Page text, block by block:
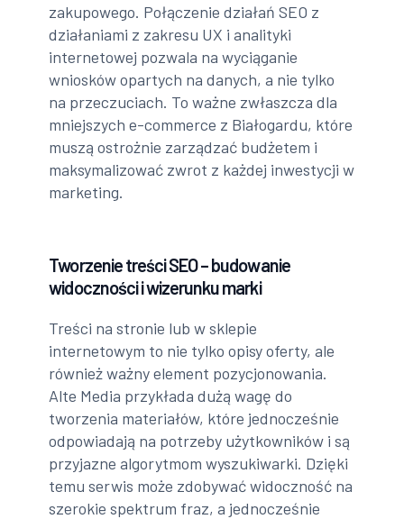
zakupowego. Połączenie działań SEO z
działaniami z zakresu UX i analityki
internetowej pozwala na wyciąganie
wniosków opartych na danych, a nie tylko
na przeczuciach. To ważne zwłaszcza dla
mniejszych e-commerce z Białogardu, które
muszą ostrożnie zarządzać budżetem i
maksymalizować zwrot z każdej inwestycji w
marketing.
Tworzenie treści SEO – budowanie
widoczności i wizerunku marki
Treści na stronie lub w sklepie
internetowym to nie tylko opisy oferty, ale
również ważny element pozycjonowania.
Alte Media przykłada dużą wagę do
tworzenia materiałów, które jednocześnie
odpowiadają na potrzeby użytkowników i są
przyjazne algorytmom wyszukiwarki. Dzięki
temu serwis może zdobywać widoczność na
szerokie spektrum fraz, a jednocześnie